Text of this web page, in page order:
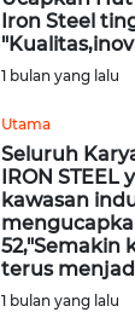
Iron Steel
1 bulan yang lalu
Utama
Seluruh
IRON
kawasan
52,"Semakin
terus
1 bulan yang lalu